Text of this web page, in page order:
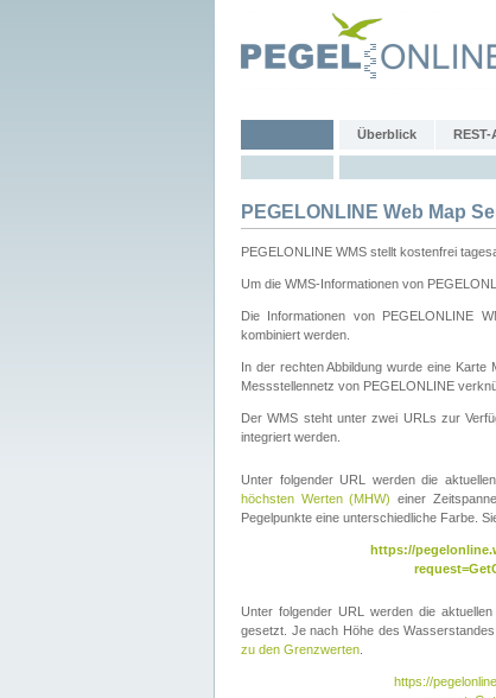
Überblick REST-
PEGELONLINE Web Map
PEGELONLINE WMS stellt kostenfrei
Um die WMS-Informationen von
Die Informationen von PEGELONLINE
kombiniert werden.
In der rechten Abbildung wurde eine Karte
Messstellennetz von PEGELONLINE
Der WMS steht unter zwei URLs zur
integriert werden.
Unter folgender URL werden die
höchsten Werten (MHW) einer
Pegelpunkte eine unterschiedliche Farbe.
https://
Unter folgender URL werden die
gesetzt. Je nach Höhe des
zu den Grenzwerten
https://